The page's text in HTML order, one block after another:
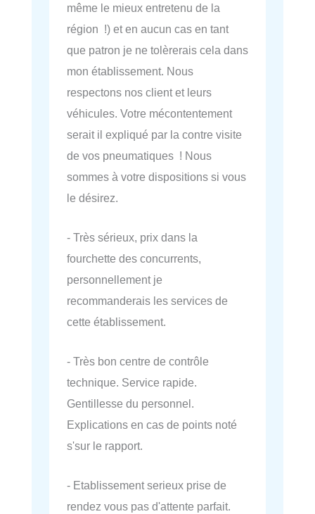
même le mieux entretenu de la
région !) et en aucun cas en tant
que patron je ne tolèrerais cela dans
mon établissement. Nous
respectons nos client et leurs
véhicules. Votre mécontentement
serait il expliqué par la contre visite
de vos pneumatiques ! Nous
sommes à votre dispositions si vous
le désirez.
- Très sérieux, prix dans la
fourchette des concurrents,
personnellement je
recommanderais les services de
cette établissement.
- Très bon centre de contrôle
technique. Service rapide.
Gentillesse du personnel.
Explications en cas de points noté
s'sur le rapport.
- Etablissement serieux prise de
rendez vous pas d'attente parfait.